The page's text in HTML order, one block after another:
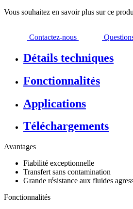
Vous souhaitez en savoir plus sur ce
Contactez-nous
Détails techniques
Fonctionnalités
Applications
Téléchargements
Avantages
Fiabilité exceptionnelle
Transfert sans contamination
Grande résistance aux fluides
Fonctionnalités